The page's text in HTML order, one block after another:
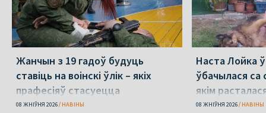
Жанчын з 19 гадоў будуць
ставіць на воінскі ўлік – якіх
прафесіяў стасуецца
08 ЖНІЎНЯ 2026 НАВІНЫ
Наста Лойка
ўбачылася са
якім
амаль 4 гады
08 ЖНІЎНЯ 2026 НАВІНЫ